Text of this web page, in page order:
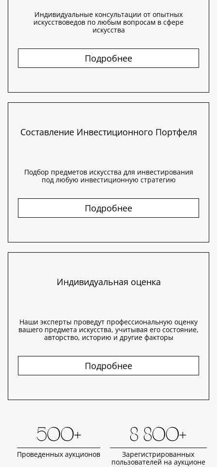
Индивидуальные консультации от опытных
искусствоведов по любым вопросам в сфере
искусства
Подробнее
Составление Инвестиционного Портфеля
Подбор предметов искусства для инвестирования
под любую инвестиционную стратегию
Подробнее
Индивидуальная оценка
Наши эксперты проведут профессиональную оценку
вашего предмета искусства, учитывая его состояние,
авторство, историю и другие факторы
Подробнее
500+
Проведенных аукционов
8 800+
Зарегистрированных
пользователей на аукционе